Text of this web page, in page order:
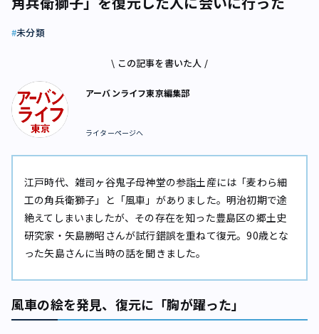
未分類
\ この記事を書いた人 /
アーバンライフ東京編集部
ライターページへ
江戸時代、雑司ヶ谷鬼子母神堂の参詣土産には「麦わら細
工の角兵衛獅子」と「風車」がありました。明治初期で途
絶えてしまいましたが、その存在を知った豊島区の郷土史
研究家・矢島勝昭さんが試行錯誤を重ねて復元。90歳とな
った矢島さんに当時の話を聞きました。
風車の絵を発見、復元に「胸が躍った」